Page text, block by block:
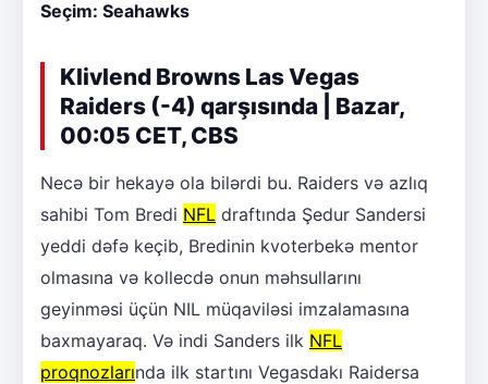
Seçim: Seahawks
Klivlend Browns Las Vegas
Raiders (-4) qarşısında | Bazar,
00:05 CET, CBS
Necə bir hekayə ola bilərdi bu. Raiders və azlıq
sahibi Tom Bredi NFL draftında Şedur Sandersi
yeddi dəfə keçib, Bredinin kvoterbekə mentor
olmasına və kollecdə onun məhsullarını
geyinməsi üçün NIL müqaviləsi imzalamasına
baxmayaraq. Və indi Sanders ilk NFL
proqnozlarında ilk startını Vegasdakı Raidersa